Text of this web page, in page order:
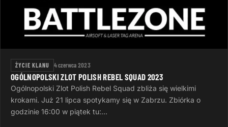
ŻYCIE KLANU 4 czerwca 2023
OGÓLNOPOLSKI ZLOT POLISH REBEL SQUAD 2023
Ogólnopolski Zlot Polish Rebel Squad zbliża się wielkimi
krokami. Już 21 lipca spotykamy się w Zabrzu. Zbiórka o
godzinie 16:00 w piątek tu: